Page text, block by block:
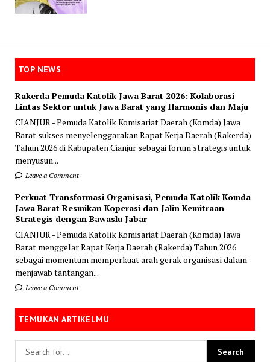
TOP NEWS
Rakerda Pemuda Katolik Jawa Barat 2026: Kolaborasi
Lintas Sektor untuk Jawa Barat yang Harmonis dan Maju
CIANJUR - Pemuda Katolik Komisariat Daerah (Komda) Jawa
Barat sukses menyelenggarakan Rapat Kerja Daerah (Rakerda)
Tahun 2026 di Kabupaten Cianjur sebagai forum strategis untuk
menyusun...
Leave a Comment
Perkuat Transformasi Organisasi, Pemuda Katolik Komda
Jawa Barat Resmikan Koperasi dan Jalin Kemitraan
Strategis dengan Bawaslu Jabar
CIANJUR - Pemuda Katolik Komisariat Daerah (Komda) Jawa
Barat menggelar Rapat Kerja Daerah (Rakerda) Tahun 2026
sebagai momentum memperkuat arah gerak organisasi dalam
menjawab tantangan...
Leave a Comment
TEMUKAN ARTIKELMU